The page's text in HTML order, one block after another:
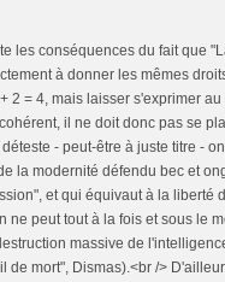
les conséquences du fait que
à donner les mêmes
2 = 4, mais laisser s'exprimer au
il ne doit donc pas se
- peut-être à juste titre -
la modernité défendu bec et
et qui équivaut à la liberté
ne peut tout à la fois et sous le
massive de
de mort", Dismas).<br />